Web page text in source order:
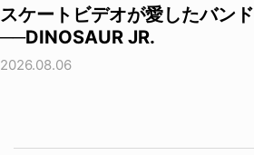
スケートビデオが愛したバンド
──DINOSAUR JR.
2026.08.06